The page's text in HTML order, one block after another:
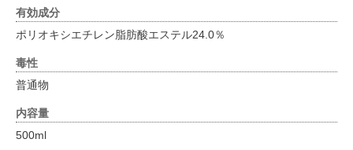
有効成分
ポリオキシエチレン脂肪酸エステル24.0％
毒性
普通物
内容量
500ml